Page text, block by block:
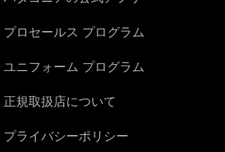
プロセールス プログラム
ユニフォーム プログラム
正規取扱店について
プライバシーポリシー